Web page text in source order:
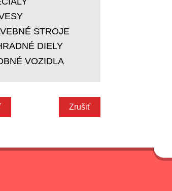
STROJE
DIELY
VOZIDLA
Zrušiť